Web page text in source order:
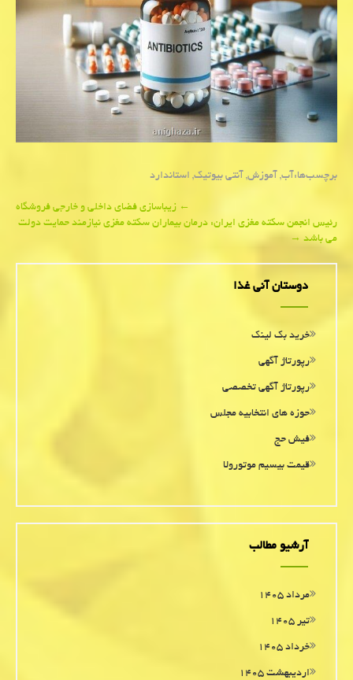
برچسب‌ها:آب,آموزش,آنتی بیوتیك,استاندارد
navigation
←زیباسازی فضای داخلی و خارجی فروشگاه
رئیس انجمن سكته مغزی ایران: درمان بیماران سکته مغزی نیازمند حمایت دولت
می باشد→
دوستان آنی غذا
خرید بک لینک
رپورتاژ آگهی
رپورتاژ آگهی تخصصی
حوزه های انتخابیه مجلس
فیش حج
قیمت بیسیم موتورولا
آرشیو مطالب
مرداد ۱۴۰۵
تیر ۱۴۰۵
خرداد ۱۴۰۵
اردیبهشت ۱۴۰۵